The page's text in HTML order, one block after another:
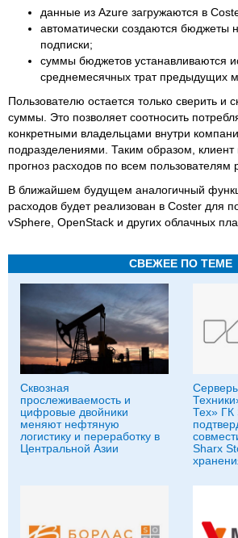
данные из Azure загружаются в
автоматически создаются бюджеты
подписки;
суммы бюджетов устанавливаются
среднемесячных трат предыдущих
Пользователю остается только сверить и
суммы. Это позволяет соотносить
конкретными владельцами внутри
подразделениями. Таким образом, клиент
прогноз расходов по всем пользователям
В ближайшем будущем аналогичный
расходов будет реализован в Coster для
vSphere, OpenStack и других облачных
СВЕЖЕЕ ПО ТЕМЕ
Сквозная
прослеживаемость и
цифровые двойники
меняют нефтяную
логистику и переработку в
Центральной Азии
Тех» ГК
Sharx